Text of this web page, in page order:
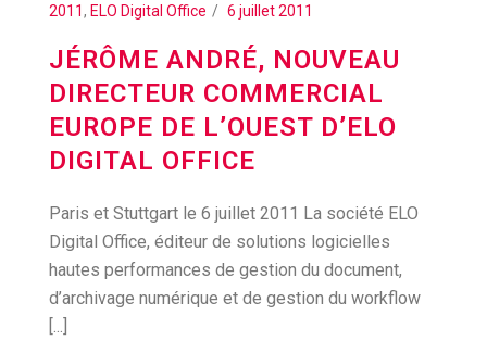
2011, ELO Digital Office 6 juillet 2011
JÉRÔME ANDRÉ, NOUVEAU
DIRECTEUR COMMERCIAL
EUROPE DE L’OUEST D’ELO
DIGITAL OFFICE
Paris et Stuttgart le 6 juillet 2011 La société ELO
Digital Office, éditeur de solutions logicielles
hautes performances de gestion du document,
d’archivage numérique et de gestion du workflow
[...]